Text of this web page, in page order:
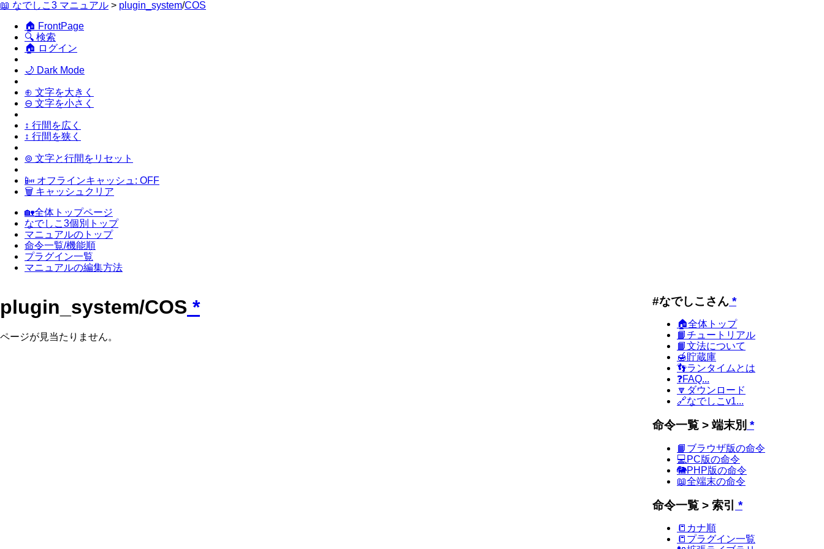
📖 なでしこ3 マニュアル > plugin_system/COS
🏠 FrontPage
🔍 検索
🏠 ログイン
🌙 Dark Mode
⊕ 文字を大きく
⊖ 文字を小さく
↕ 行間を広く
↕ 行間を狭く
⊚ 文字と行間をリセット
📴 オフラインキャッシュ: OFF
🗑 キャッシュクリア
🏡全体トップページ
なでしこ3個別トップ
マニュアルのトップ
命令一覧/機能順
プラグイン一覧
マニュアルの編集方法
plugin_system/COS *
ページが見当たりません。
#なでしこさん *
🏠全体トップ
📙チュートリアル
📙文法について
🍯貯蔵庫
👣ランタイムとは
❓FAQ...
🔽ダウンロード
🔗なでしこv1...
命令一覧 > 端末別 *
📙ブラウザ版の命令
💻PC版の命令
🐘PHP版の命令
📖全端末の命令
命令一覧 > 索引 *
📒カナ順
📒プラグイン一覧